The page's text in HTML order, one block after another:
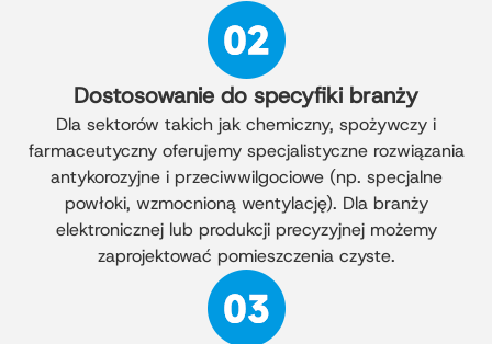
Dostosowanie do specyfiki branży
Dla sektorów takich jak chemiczny, spożywczy i
farmaceutyczny oferujemy specjalistyczne rozwiązania
antykorozyjne i przeciwwilgociowe (np. specjalne
powłoki, wzmocnioną wentylację). Dla branży
elektronicznej lub produkcji precyzyjnej możemy
zaprojektować pomieszczenia czyste.